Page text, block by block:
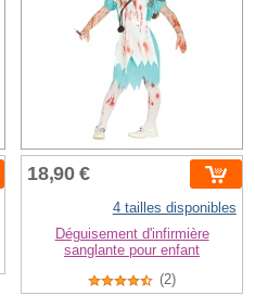
18,90 €
4 tailles disponibles
Déguisement d'infirmière
sanglante pour enfant
(2)